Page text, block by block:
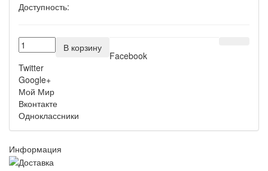
Доступность:
В корзину
Facebook
Twitter
Google+
Мой Мир
Вконтакте
Одноклассники
Информация